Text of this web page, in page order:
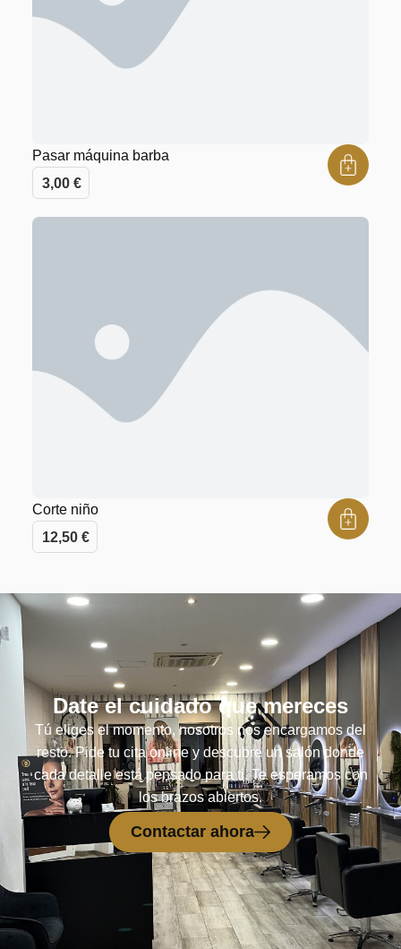
Pasar máquina barba
3,00 €
Corte niño
12,50 €
Date el cuidado que mereces
Tú eliges el momento, nosotros nos encargamos del
resto. Pide tu cita online y descubre un salón donde
cada detalle está pensado para ti. Te esperamos con
los brazos abiertos.
Contactar ahora